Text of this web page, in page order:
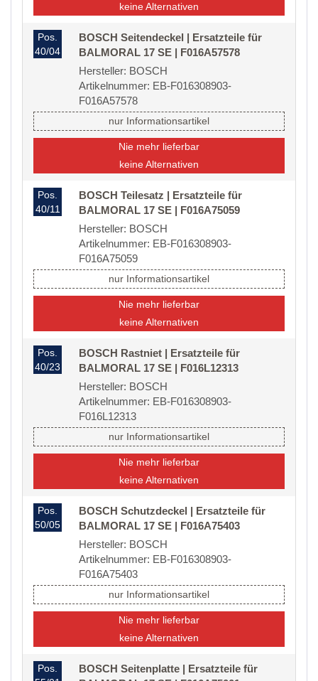
keine Alternativen
Pos.
40/04
BOSCH Seitendeckel | Ersatzteile für
BALMORAL 17 SE | F016A57578
Hersteller: BOSCH
Artikelnummer: EB-F016308903-
F016A57578
nur Informationsartikel
Nie mehr lieferbar
keine Alternativen
Pos.
40/11
BOSCH Teilesatz | Ersatzteile für
BALMORAL 17 SE | F016A75059
Hersteller: BOSCH
Artikelnummer: EB-F016308903-
F016A75059
nur Informationsartikel
Nie mehr lieferbar
keine Alternativen
Pos.
40/23
BOSCH Rastniet | Ersatzteile für
BALMORAL 17 SE | F016L12313
Hersteller: BOSCH
Artikelnummer: EB-F016308903-
F016L12313
nur Informationsartikel
Nie mehr lieferbar
keine Alternativen
Pos.
50/05
BOSCH Schutzdeckel | Ersatzteile für
BALMORAL 17 SE | F016A75403
Hersteller: BOSCH
Artikelnummer: EB-F016308903-
F016A75403
nur Informationsartikel
Nie mehr lieferbar
keine Alternativen
Pos.
BOSCH Seitenplatte | Ersatzteile für